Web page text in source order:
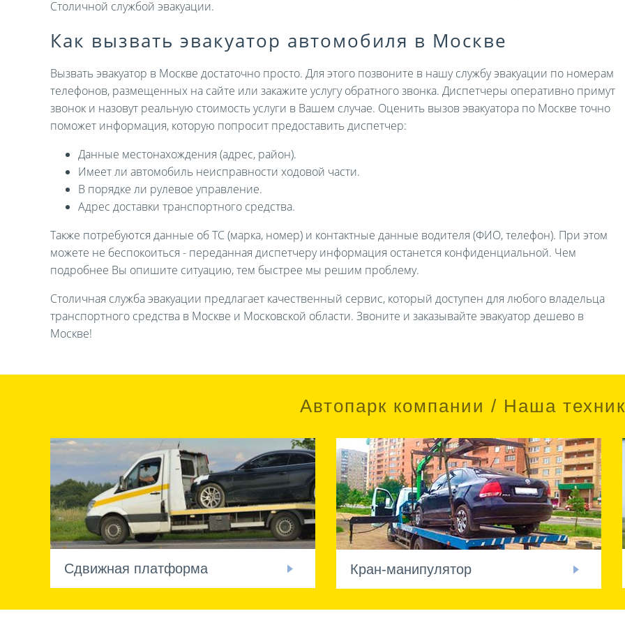
Столичной службой эвакуации.
Как вызвать эвакуатор автомобиля в Москве
Вызвать эвакуатор в Москве достаточно просто. Для этого позвоните в нашу службу эвакуации по номерам
телефонов, размещенных на сайте или закажите услугу обратного звонка. Диспетчеры оперативно примут
звонок и назовут реальную стоимость услуги в Вашем случае. Оценить вызов эвакуатора по Москве точно
поможет информация, которую попросит предоставить диспетчер:
Данные местонахождения (адрес, район).
Имеет ли автомобиль неисправности ходовой части.
В порядке ли рулевое управление.
Адрес доставки транспортного средства.
Также потребуются данные об ТС (марка, номер) и контактные данные водителя (ФИО, телефон). При этом
можете не беспокоиться - переданная диспетчеру информация останется конфиденциальной. Чем
подробнее Вы опишите ситуацию, тем быстрее мы решим проблему.
Столичная служба эвакуации предлагает качественный сервис, который доступен для любого владельца
транспортного средства в Москве и Московской области. Звоните и заказывайте эвакуатор дешево в
Москве!
Автопарк компании / Наша
Сдвижная платформа Кран-манипулятор